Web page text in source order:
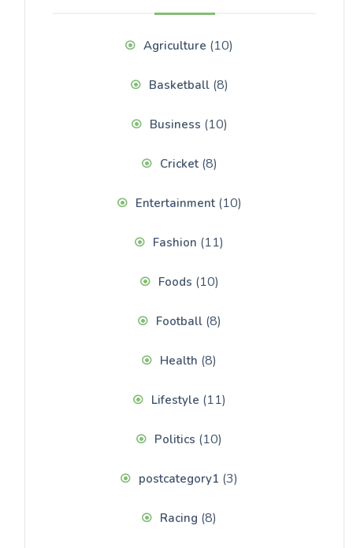
Agriculture (10)
Basketball(8)
Business (10)
Cricket(8)
Entertainment(10)
Fashion (11)
Foods (10)
Football(8)
Health (8)
Lifestyle (11)
Politics (10)
postcategory1 (3)
Racing (8)